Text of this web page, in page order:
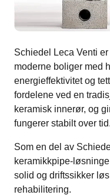
Schiedel Leca Venti
moderne boliger med
energieffektivitet og
fordelene ved en
keramisk innerør, og
fungerer stabilt over tid.
Som en del av
keramikkpipe-
solid og driftssikker
rehabilitering.